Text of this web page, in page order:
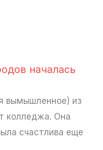
началась
вымышленное) из
колледжа. Она
счастлива еще